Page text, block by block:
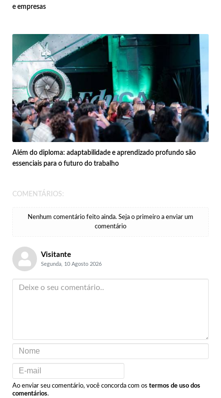
e empresas
Além do diploma: adaptabilidade e aprendizado profundo são
essenciais para o futuro do trabalho
COMENTÁRIOS:
Nenhum comentário feito ainda. Seja o primeiro a enviar um
comentário
Visitante
Segunda, 10 Agosto 2026
Ao enviar seu comentário, você concorda com os termos de uso dos
comentários.